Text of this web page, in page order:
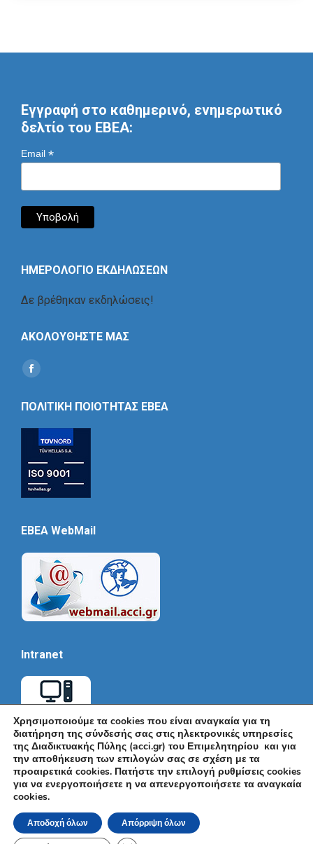
Εγγραφή στο καθημερινό, ενημερωτικό
δελτίο του ΕΒΕΑ:
Email *
ΗΜΕΡΟΛΟΓΙΟ ΕΚΔΗΛΩΣΕΩΝ
Δε βρέθηκαν εκδηλώσεις!
ΑΚΟΛΟΥΘΗΣΤΕ ΜΑΣ
Find us on:
Social
ΠΟΛΙΤΙΚΗ ΠΟΙΟΤΗΤΑΣ ΕΒΕΑ
EBEA WebMail
Intranet
© Εμπορικό και Βιομηχανικό Επιμελητήριο Αθηνών 2026 |
Ακαδημίας 7, ΤΚ: 10671, Αθήνα, Τηλ: +30 210 3604815, e-mail:
info@acci.gr
Όροι Χρήσης|Πολιτική Ασφάλειας|Πολιτική Απορρήτου
Χρησιμοποιούμε τα cookies που είναι αναγκαία για τη
διατήρηση της σύνδεσής σας στις ηλεκτρονικές υπηρεσίες
της Διαδικτυακής Πύλης (acci.gr) του Επιμελητηρίου και για
την αποθήκευση των επιλογών σας σε σχέση με τα
προαιρετικά cookies. Πατήστε την επιλογή ρυθμίσεις cookies
για να ενεργοποιήσετε η να απενεργοποιήσετε τα αναγκαία
cookies.
Αποδοχή όλων Απόρριψη όλων